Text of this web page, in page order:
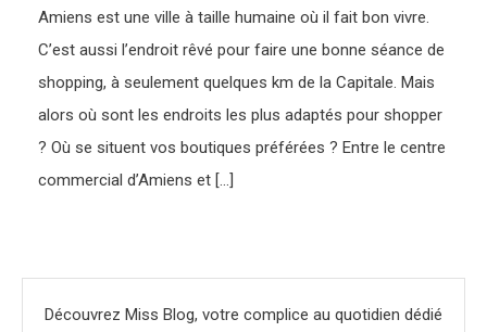
Amiens est une ville à taille humaine où il fait bon vivre.
C’est aussi l’endroit rêvé pour faire une bonne séance de
shopping, à seulement quelques km de la Capitale. Mais
alors où sont les endroits les plus adaptés pour shopper
? Où se situent vos boutiques préférées ? Entre le centre
commercial d’Amiens et […]
Découvrez Miss Blog, votre complice au quotidien dédié